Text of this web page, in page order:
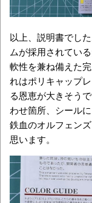
以上、説明書でし
ムが採用されてい
軟性を兼ね備えた
れはポリキャップ
る恩恵が大きそう
わせ箇所、シール
鉄血のオルフェン
思います。